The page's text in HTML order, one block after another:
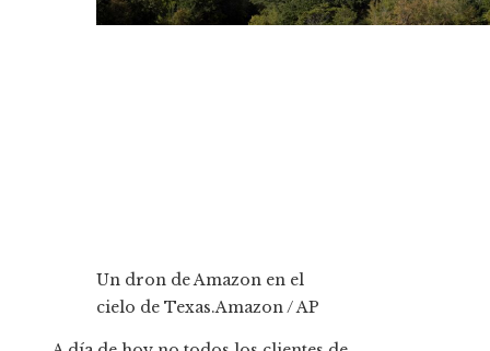
Un dron de Amazon en el
cielo de Texas.Amazon / AP